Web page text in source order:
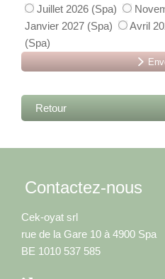
Juillet 2026 (Spa)
Janvier 2027 (Spa)
Avril
(Spa)
Retour
Contactez-nous
Cek-oyat srl
rue de la Gare 10 à 4900 Spa
BE 1010 537 585